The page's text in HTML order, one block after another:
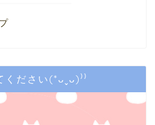
ください(*ᴗˬᴗ)⁾⁾